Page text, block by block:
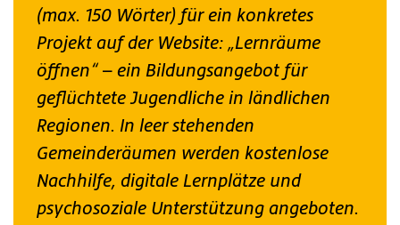
(max. 150 Wörter) für ein konkretes
Projekt auf der Website: „Lernräume
öffnen“ – ein Bildungsangebot für
geflüchtete Jugendliche in ländlichen
Regionen. In leer stehenden
Gemeinderäumen werden kostenlose
Nachhilfe, digitale Lernplätze und
psychosoziale Unterstützung angeboten.